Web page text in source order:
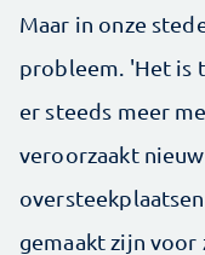
Maar in onze
probleem. 'Het is
er steeds meer
veroorzaakt
gemaakt zijn voor